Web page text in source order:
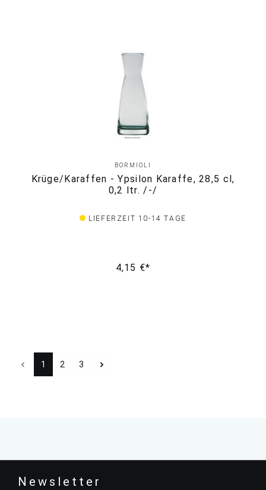
BORMIOLI
Krüge/Karaffen - Ypsilon Karaffe, 28,5 cl,
0,2 ltr. /-/
LIEFERZEIT 10-14 TAGE
4,15 €*
1 2 3
Newsletter